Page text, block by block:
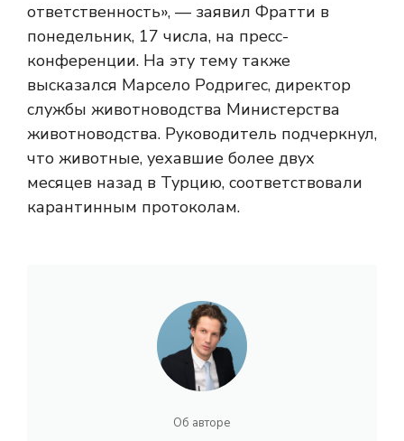
ответственность», — заявил Фратти в
понедельник, 17 числа, на пресс-
конференции. На эту тему также
высказался Марсело Родригес, директор
службы животноводства Министерства
животноводства. Руководитель подчеркнул,
что животные, уехавшие более двух
месяцев назад в Турцию, соответствовали
карантинным протоколам.
Об авторе